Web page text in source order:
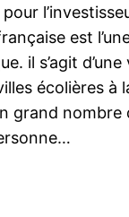
est
il s’agit
écolières
grand